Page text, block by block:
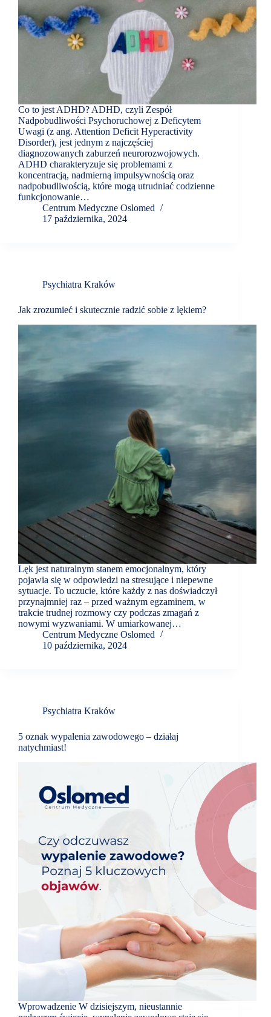
Co to jest ADHD? ADHD, czyli Zespół
Nadpobudliwości Psychoruchowej z Deficytem
Uwagi (z ang. Attention Deficit Hyperactivity
Disorder), jest jednym z najczęściej
diagnozowanych zaburzeń neurorozwojowych.
ADHD charakteryzuje się problemami z
koncentracją, nadmierną impulsywnością oraz
nadpobudliwością, które mogą utrudniać codzienne
funkcjonowanie…
Centrum Medyczne Oslomed
17 października, 2024
Psychiatra Kraków
Jak zrozumieć i skutecznie radzić sobie z lękiem?
Lęk jest naturalnym stanem emocjonalnym, który
pojawia się w odpowiedzi na stresujące i niepewne
sytuacje. To uczucie, które każdy z nas doświadczył
przynajmniej raz – przed ważnym egzaminem, w
trakcie trudnej rozmowy czy podczas zmagań z
nowymi wyzwaniami. W umiarkowanej…
Centrum Medyczne Oslomed
10 października, 2024
Psychiatra Kraków
5 oznak wypalenia zawodowego – działaj
natychmiast!
Wprowadzenie W dzisiejszym, nieustannie